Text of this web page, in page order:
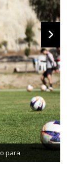
para
de mañana